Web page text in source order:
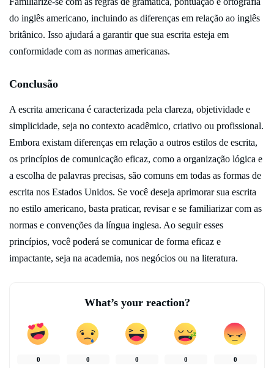
do inglês americano, incluindo as diferenças em relação ao inglês
britânico. Isso ajudará a garantir que sua escrita esteja em
conformidade com as normas americanas.
Conclusão
A escrita americana é caracterizada pela clareza, objetividade e
simplicidade, seja no contexto acadêmico, criativo ou profissional.
Embora existam diferenças em relação a outros estilos de escrita,
os princípios de comunicação eficaz, como a organização lógica e
a escolha de palavras precisas, são comuns em todas as formas de
escrita nos Estados Unidos. Se você deseja aprimorar sua escrita
no estilo americano, basta praticar, revisar e se familiarizar com as
normas e convenções da língua inglesa. Ao seguir esses
princípios, você poderá se comunicar de forma eficaz e
impactante, seja na academia, nos negócios ou na literatura.
What’s your reaction?
0 0 0 0 0